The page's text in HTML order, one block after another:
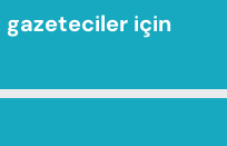
gazeteciler için